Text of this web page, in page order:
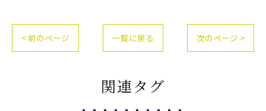
< 前のページ 一覧に戻る 次のページ >
関連タグ